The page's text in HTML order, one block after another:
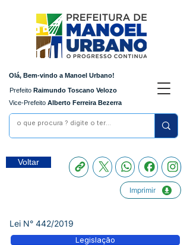
Olá, Bem-vindo a Manoel Urbano!
Prefeito Raimundo Toscano Velozo
Vice-Prefeito Alberto Ferreira Bezerra
Voltar
Imprimir
Lei N° 442/2019
Legislação